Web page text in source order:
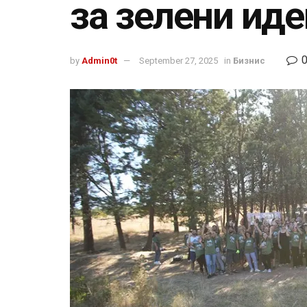
за зелени
by Admin0t September 27, 2025 in Бизнис 0